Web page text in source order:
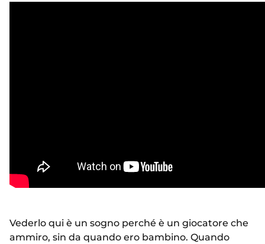
Vederlo qui è un sogno perché è un giocatore che
ammiro, sin da quando ero bambino. Quando